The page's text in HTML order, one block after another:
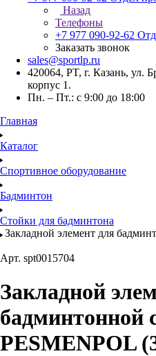
Назад
Телефоны
+7 977 090-92-62
Заказать звонок
sales@sportlp.ru
420064, PT, г. Казань, ул.
корпус 1.
Пн. – Пт.: с 9:00 до 18:00
Главная
Каталог
Спортивное оборудование
Бадминтон
Стойки для бадминтона
Закладной элемент для
Арт. spt0015704
Закладной
бадминтонной